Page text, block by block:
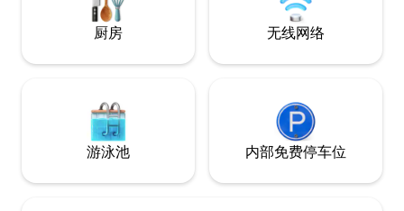
厨房 无线网络
游泳池 内部免费停车位